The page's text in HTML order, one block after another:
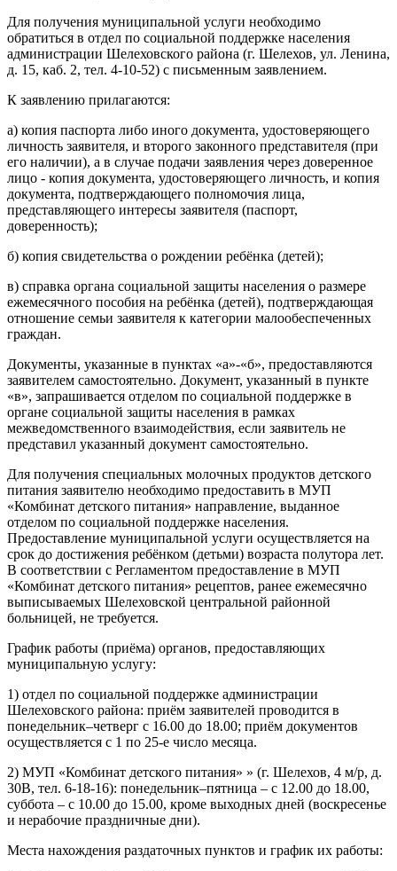
Для получения муниципальной услуги необходимо
обратиться в отдел по социальной поддержке населения
администрации Шелеховского района (г. Шелехов, ул. Ленина,
д. 15, каб. 2, тел. 4-10-52) с письменным заявлением.
К заявлению прилагаются:
а) копия паспорта либо иного документа, удостоверяющего
личность заявителя, и второго законного представителя (при
его наличии), а в случае подачи заявления через доверенное
лицо - копия документа, удостоверяющего личность, и копия
документа, подтверждающего полномочия лица,
представляющего интересы заявителя (паспорт,
доверенность);
б) копия свидетельства о рождении ребёнка (детей);
в) справка органа социальной защиты населения о размере
ежемесячного пособия на ребёнка (детей), подтверждающая
отношение семьи заявителя к категории малообеспеченных
граждан.
Документы, указанные в пунктах «а»-«б», предоставляются
заявителем самостоятельно. Документ, указанный в пункте
«в», запрашивается отделом по социальной поддержке в
органе социальной защиты населения в рамках
межведомственного взаимодействия, если заявитель не
представил указанный документ самостоятельно.
Для получения специальных молочных продуктов детского
питания заявителю необходимо предоставить в МУП
«Комбинат детского питания» направление, выданное
отделом по социальной поддержке населения.
Предоставление муниципальной услуги осуществляется на
срок до достижения ребёнком (детьми) возраста полутора лет.
В соответствии с Регламентом предоставление в МУП
«Комбинат детского питания» рецептов, ранее ежемесячно
выписываемых Шелеховской центральной районной
больницей, не требуется.
График работы (приёма) органов, предоставляющих
муниципальную услугу:
1) отдел по социальной поддержке администрации
Шелеховского района: приём заявителей проводится в
понедельник–четверг с 16.00 до 18.00; приём документов
осуществляется с 1 по 25-е число месяца.
2) МУП «Комбинат детского питания» » (г. Шелехов, 4 м/р, д.
30В, тел. 6-18-16): понедельник–пятница – с 12.00 до 18.00,
суббота – с 10.00 до 15.00, кроме выходных дней (воскресенье
и нерабочие праздничные дни).
Места нахождения раздаточных пунктов и график их работы: